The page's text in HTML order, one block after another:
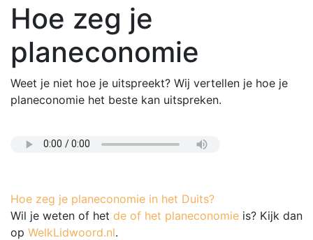
Hoe zeg je
planeconomie
Weet je niet hoe je uitspreekt? Wij vertellen je hoe je
planeconomie het beste kan uitspreken.
Hoe zeg je planeconomie in het Duits?
Wil je weten of het de of het planeconomie is? Kijk dan
op WelkLidwoord.nl.